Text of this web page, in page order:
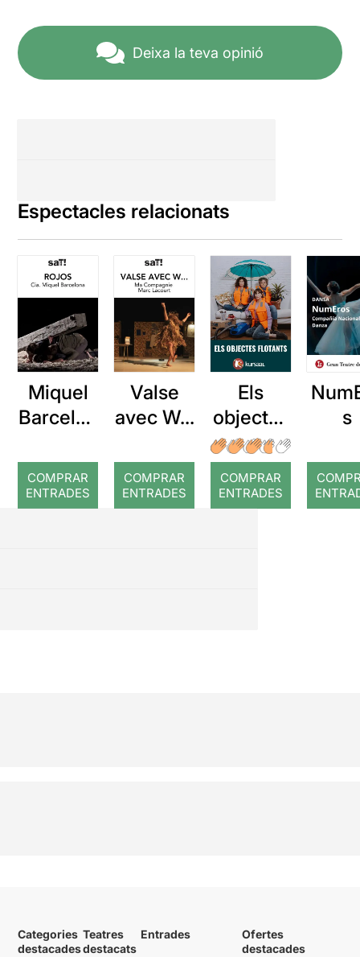
Deixa la teva opinió
Espectacles relacionats
Miquel
Barcelon
COMPRAR
ENTRADES
Valse
avec W...
COMPRAR
ENTRADES
Els
objectes
flotants
(després
de la
COMPRAR
ENTRADES
s
Categories
destacades
Teatres
destacats
Entrades
Ofertes
destacades